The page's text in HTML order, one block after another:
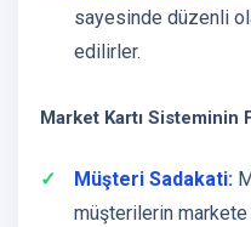
sayesinde düzenli
edilirler.
Market Kartı Sisteminin
Müşteri Sadakati:
müşterilerin markete